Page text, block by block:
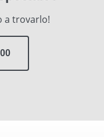
a trovarlo!